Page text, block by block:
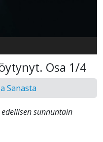
Osa 1/4
Sanasta
sunnuntain